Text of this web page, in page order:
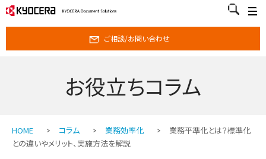
ご相談/お問い合わせ
お役立ちコラム
HOME コラム 業務効率化
業務平準化とは？標準化
との違いやメリット、実施方法を解説